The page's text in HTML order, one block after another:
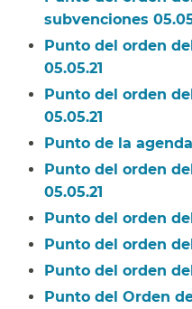
subvenciones
Punto del orden
05.05.21​​
Punto del orden
05.05.21​​
Punto de la
Punto del orden
05.05.21​​
Punto del orden
Punto del orden
Punto del orden
Punto del Orden